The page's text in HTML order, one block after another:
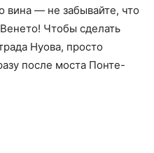
вина — не забывайте, что
Чтобы сделать
Нуова, просто
после моста Понте-